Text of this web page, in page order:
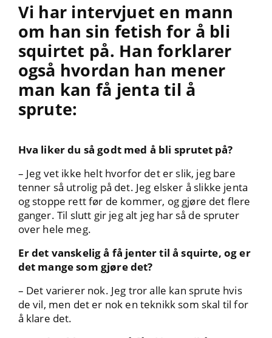
Vi har intervjuet en mann
om han sin fetish for å bli
squirtet på. Han forklarer
også hvordan han mener
man kan få jenta til å
sprute:
Hva liker du så godt med å bli sprutet på?
– Jeg vet ikke helt hvorfor det er slik, jeg bare
tenner så utrolig på det. Jeg elsker å slikke jenta
og stoppe rett før de kommer, og gjøre det flere
ganger. Til slutt gir jeg alt jeg har så de spruter
over hele meg.
Er det vanskelig å få jenter til å squirte, og er
det mange som gjøre det?
– Det varierer nok. Jeg tror alle kan sprute hvis
de vil, men det er nok en teknikk som skal til for
å klare det.